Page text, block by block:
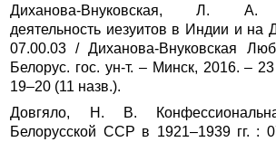
Диханова-Внуковская, Л. А.
деятельность иезуитов в Индии и на
07.00.03 / Диханова-Внуковская
Белорус. гос. ун‑т. – Минск, 2016. –
19–20 (11 назв.).
Довгяло, Н. В.
Белорусской ССР в 1921–1939 гг. :